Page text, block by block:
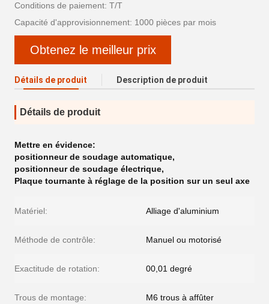
Conditions de paiement: T/T
Capacité d'approvisionnement: 1000 pièces par mois
Obtenez le meilleur prix
Détails de produit Description de produit
Détails de produit
Mettre en évidence:
positionneur de soudage automatique,
positionneur de soudage électrique,
Plaque tournante à réglage de la position sur un seul axe
Matériel: Alliage d'aluminium
Méthode de contrôle: Manuel ou motorisé
Exactitude de rotation: 00,01 degré
Trous de montage: M6 trous à affûter